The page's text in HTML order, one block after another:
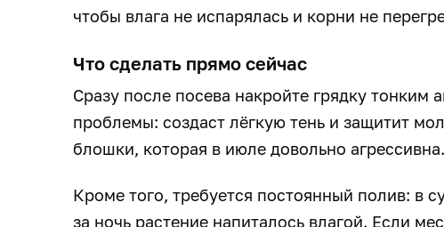
чтобы влага не испарялась и корни не
Что сделать прямо сейчас
Сразу после посева накройте грядку тонким
проблемы: создаст лёгкую тень и защитит
блошки, которая в июле довольно агрессивна.
Кроме того, требуется постоянный полив: в
за ночь растение напиталось влагой. Если